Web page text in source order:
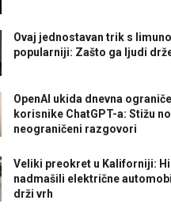
Ovaj jednostavan trik s
popularniji: Zašto ga ljudi
OpenAI ukida dnevna
korisnike ChatGPT-a: Stižu
neograničeni razgovori
Veliki preokret u Kaliforniji:
nadmašili električne
drži vrh